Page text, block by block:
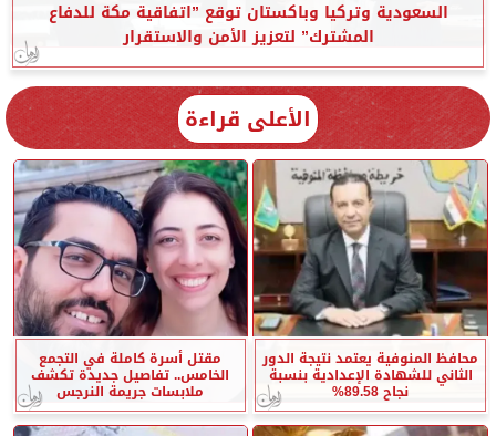
السعودية وتركيا وباكستان توقع ”اتفاقية مكة للدفاع
المشترك” لتعزيز الأمن والاستقرار
الأعلى قراءة
محافظ المنوفية يعتمد نتيجة الدور
الثاني للشهادة الإعدادية بنسبة
نجاح 89.58%
مقتل أسرة كاملة في التجمع
الخامس.. تفاصيل جديدة تكشف
ملابسات جريمة النرجس